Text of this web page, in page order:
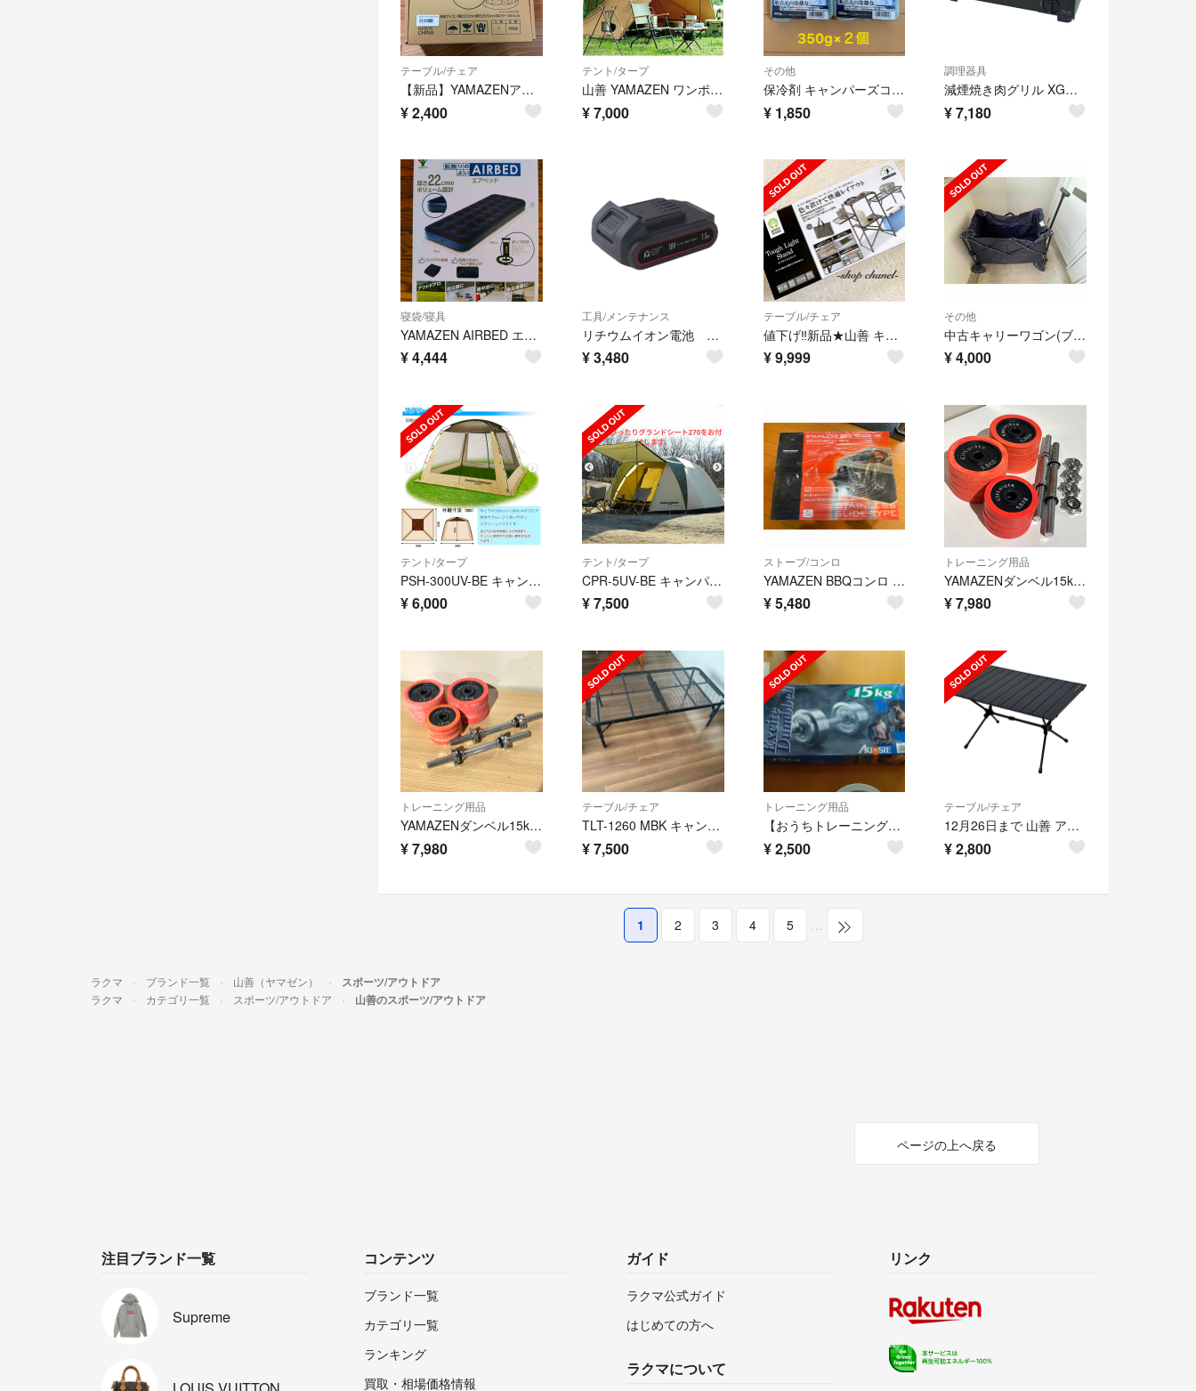
テーブル/チェア
【新品】YAMAZENアコーディオンスツール ラウンド クッション付き
¥2,400
テント/タープ
山善 YAMAZEN ワンポールTCテント TOP-240 ブラウン
¥7,000
その他
保冷剤 キャンパーズコレクション 350g×２個
¥ 1,850
調理器具
減煙焼き肉グリル XGRILL (B) 55% 減煙 カセットガス アウトドア用
¥7,180
寝袋/寝具
YAMAZEN AIRBED エアベッド 73x191cm 22
¥4,444
工具/メンテナンス
リチウムイオン電池 18V 1.5Ah
¥3,480
テーブル/チェア
値下げ‼️新品★山善 キャンパーズコレクション タフライトスタンド ラック
¥9,999
その他
中古キャリーワゴン(ブラック)
¥4,000
テント/タープ
PSH-300UV-BE キャンパーズコレクション スクリーンハウス300 Y…
¥6,000
テント/タープ
CPR-5UV-BE キャンパーズコレクション プロモキャノピーテント ベージ…
¥7,500
ストーブ/コンロ
YAMAZEN BBQコンロ MIBS-42 1台
¥5,480
トレーニング用品
YAMAZENダンベル15kg×2個 214【Bランク】
¥7,980
トレーニング用品
YAMAZENダンベル15kg×2個 210【Bランク】
¥7,980
テーブル/チェア
TLT-1260 MBK キャンパーズコレクション タフライトテーブル 120×
¥7,500
トレーニング用品
【おうちトレーニング】15kg ダンベル 1個 中古 格安出品！
¥2,500
テーブル/チェア
12月26日まで 山善 アルミロールトップテーブル ART-7555(BK)
¥2,800
1 2 3 4 5 …
ラクマ ブランド一覧 山善（ヤマゼン） スポーツ/アウトドア
ラクマ カテゴリ一覧 スポーツ/アウトドア 山善のスポーツ/アウトドア
ページの上へ戻る
注目ブランド一覧
Supreme
コンテンツ
ブランド一覧
カテゴリ一覧
ランキング
買取・相場価格情報
ガイド
ラクマ公式ガイド
はじめての方へ
ラクマについて
リンク